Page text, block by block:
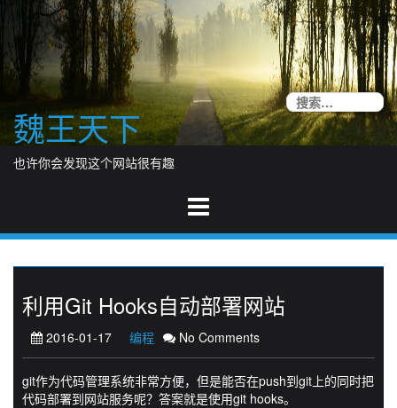
content
魏王天下
也许你会发现这个网站很有趣
搜
利用Git Hooks自动部署网站
2016-01-17 编程 No Comments
git作为代码管理系统非常方便，但是能否在push到git上的同时把
代码部署到网站服务呢？答案就是使用git hooks。